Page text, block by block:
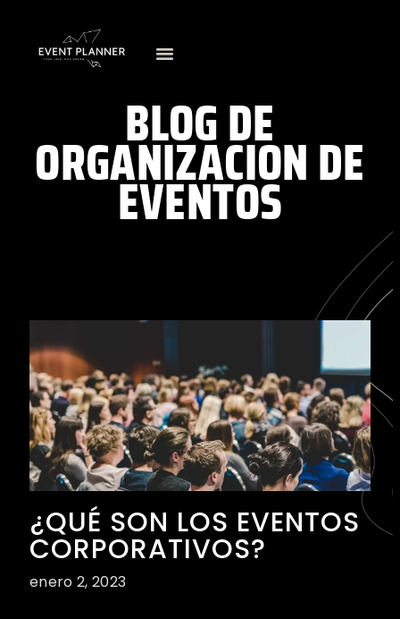
BLOG DE
ORGANIZACION DE
EVENTOS
¿QUÉ SON LOS EVENTOS
CORPORATIVOS?
enero 2, 2023